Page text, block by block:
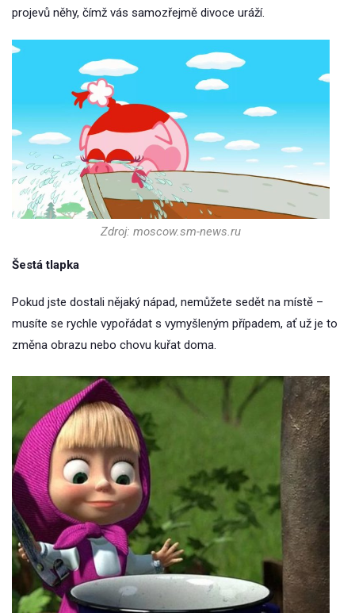
projevů něhy, čímž vás samozřejmě divoce uráží.
Zdroj: moscow.sm-news.ru
Šestá tlapka
Pokud jste dostali nějaký nápad, nemůžete sedět na místě –
musíte se rychle vypořádat s vymyšleným případem, ať už je to
změna obrazu nebo chovu kuřat doma.